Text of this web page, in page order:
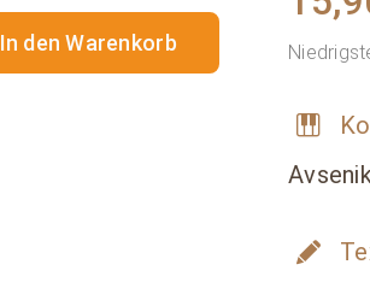
In den Warenkorb